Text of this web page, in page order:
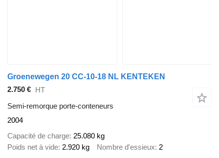
Groenewegen 20 CC-10-18 NL KENTEKEN
2.750 € HT
Semi-remorque porte-conteneurs
2004
Capacité de charge 25.080 kg
Poids net à vide 2.920 kg Nombre d'essieux 2